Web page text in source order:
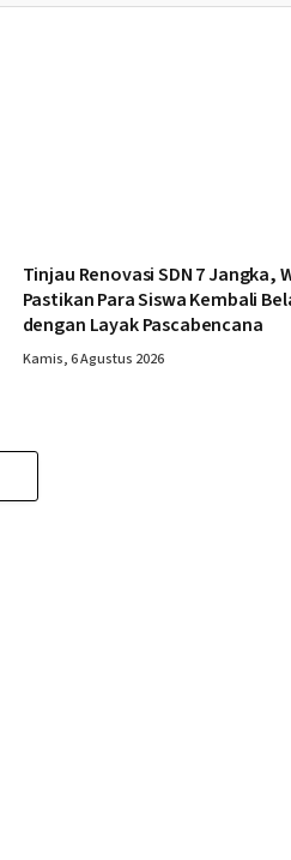
Tinjau Renovasi SDN 7 Jangka,
Pastikan Para Siswa Kembali
dengan Layak Pascabencana
Kamis, 6 Agustus 2026